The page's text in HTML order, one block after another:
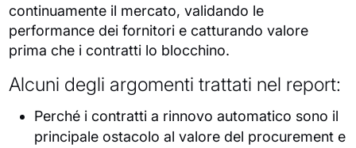
continuamente il mercato, validando le
performance dei fornitori e catturando valore
prima che i contratti lo blocchino.
Alcuni degli argomenti trattati nel report:
Perché i contratti a rinnovo automatico sono il
principale ostacolo al valore del procurement e